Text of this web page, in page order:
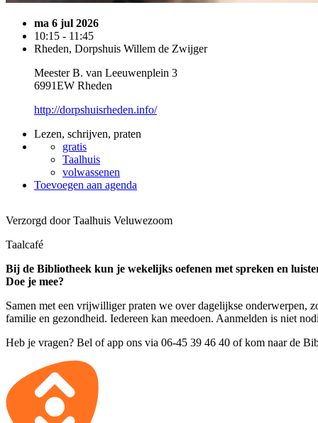
ma 6 jul 2026
10:15 - 11:45
Rheden, Dorpshuis Willem de Zwijger
Meester B. van Leeuwenplein 3
6991EW Rheden
http://dorpshuisrheden.info/
Lezen, schrijven, praten
gratis
Taalhuis
volwassenen
Toevoegen aan agenda
Verzorgd door Taalhuis Veluwezoom
Taalcafé
Bij de Bibliotheek kun je wekelijks oefenen met spreken en
Doe je mee?
Samen met een vrijwilliger praten we over dagelijkse onderwerpen,
familie en gezondheid. Iedereen kan meedoen. Aanmelden is niet
Heb je vragen? Bel of app ons via 06-45 39 46 40 of kom naar de